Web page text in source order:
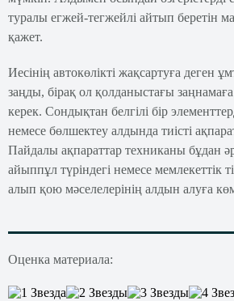
туралы егжей-тегжейлі айтып беретін
қажет.
Иесінің автокөлікті жақсартуға деген
заңды, бірақ ол қолданыстағы
керек. Сондықтан белгілі бір
немесе бөлшектеу алдында тиісті
Пайдалы ақпараттар техниканы бұдан
айыппұл түріндегі немесе мемлекеттік
алып қою мәселелерінің алдын алуға
Оценка материала: